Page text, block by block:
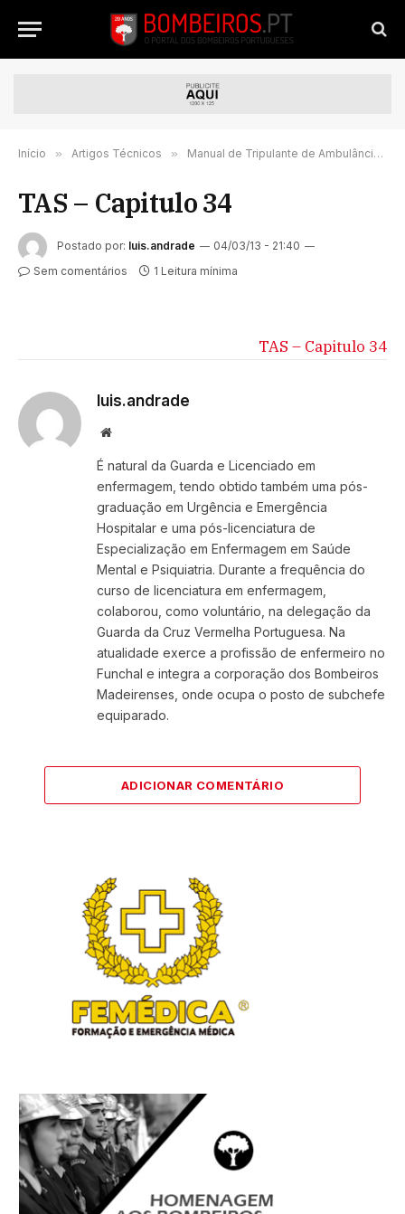
Início » Artigos Técnicos » Manual de Tripulante de Ambulância de Socorro
TAS – Capitulo 34
Postado por: luis.andrade
04/03/13 - 21:40
Sem comentários
1 Leitura mínima
TAS – Capitulo 34
luis.andrade
Website
É natural da Guarda e Licenciado em
enfermagem, tendo obtido também uma pós-
graduação em Urgência e Emergência
Hospitalar e uma pós-licenciatura de
Especialização em Enfermagem em Saúde
Mental e Psiquiatria. Durante a frequência do
curso de licenciatura em enfermagem,
colaborou, como voluntário, na delegação da
Guarda da Cruz Vermelha Portuguesa. Na
atualidade exerce a profissão de enfermeiro no
Funchal e integra a corporação dos Bombeiros
Madeirenses, onde ocupa o posto de subchefe
equiparado.
ADICIONAR COMENTÁRIO